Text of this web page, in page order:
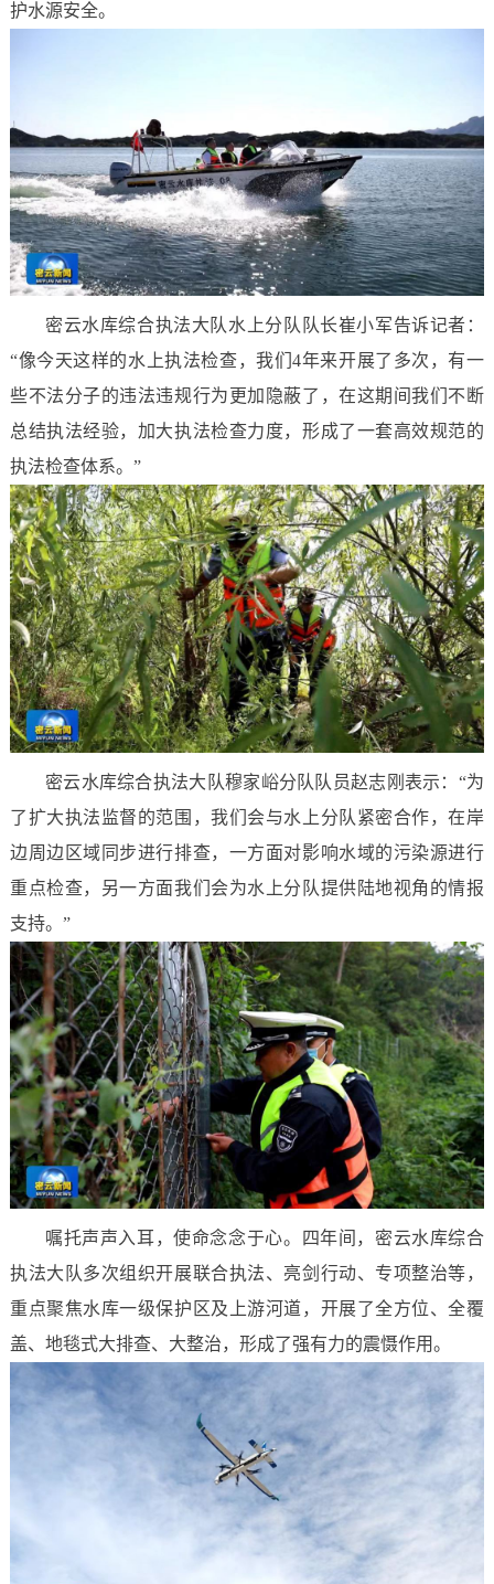
护水源安全。
密云水库综合执法大队水上分队队长崔小军告诉记者：
“像今天这样的水上执法检查，我们4年来开展了多次，有一
些不法分子的违法违规行为更加隐蔽了，在这期间我们不断
总结执法经验，加大执法检查力度，形成了一套高效规范的
执法检查体系。”
密云水库综合执法大队穆家峪分队队员赵志刚表示：“为
了扩大执法监督的范围，我们会与水上分队紧密合作，在岸
边周边区域同步进行排查，一方面对影响水域的污染源进行
重点检查，另一方面我们会为水上分队提供陆地视角的情报
支持。”
嘱托声声入耳，使命念念于心。四年间，密云水库综合
执法大队多次组织开展联合执法、亮剑行动、专项整治等，
重点聚焦水库一级保护区及上游河道，开展了全方位、全覆
盖、地毯式大排查、大整治，形成了强有力的震慑作用。